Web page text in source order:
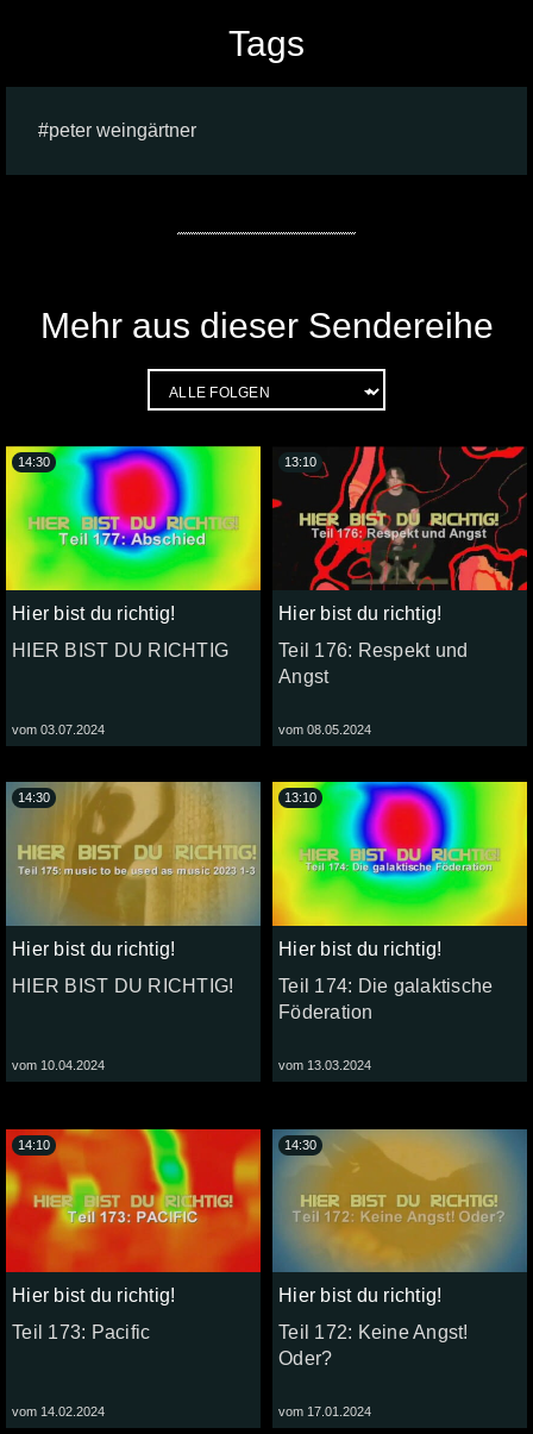
Tags
peter weingärtner
Mehr aus dieser Sendereihe
Hier bist du richtig!
HIER BIST DU RICHTIG
vom 03.07.2024
14:30
Hier bist du richtig!
Teil 176: Respekt und
Angst
vom 08.05.2024
13:10
Hier bist du richtig!
HIER BIST DU RICHTIG!
vom 10.04.2024
14:30
Hier bist du richtig!
Teil 174: Die galaktische
Föderation
vom 13.03.2024
13:10
Hier bist du richtig!
Teil 173: Pacific
vom 14.02.2024
14:10
Hier bist du richtig!
Teil 172: Keine Angst!
Oder?
vom 17.01.2024
14:30